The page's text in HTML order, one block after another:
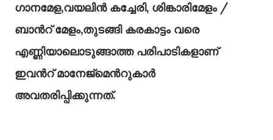
ഗാനമേള,വയലിൻ കച്ചേരി, ശിങ്കാരിമേളം /
ബാൻറ് മേളം,തുടങ്ങി കരകാട്ടം വരെ
എണ്ണിയാലൊടുങ്ങാത്ത പരിപാടികളാണ്
ഇവൻറ് മാനേജ്മെൻറുകാർ
അവതരിപ്പിക്കുന്നത്.